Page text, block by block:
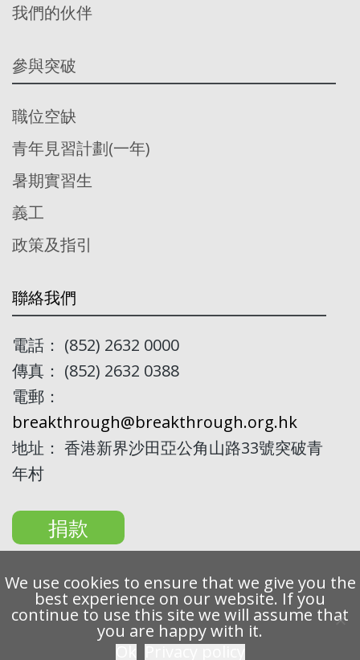
我們的伙伴
參與突破
職位空缺
青年見習計劃(一年)
暑期實習生
義工
政策及指引
聯絡我們
電話： (852) 2632 0000
傳真： (852) 2632 0388
電郵：
breakthrough@breakthrough.org.hk
地址： 香港新界沙田亞公角山路33號突破青
年村
捐款
Copyright 2022 Breakthrough Ltd. All rights reserved.
We use cookies to ensure that we give you the
best experience on our website. If you
continue to use this site we will assume that
you are happy with it.